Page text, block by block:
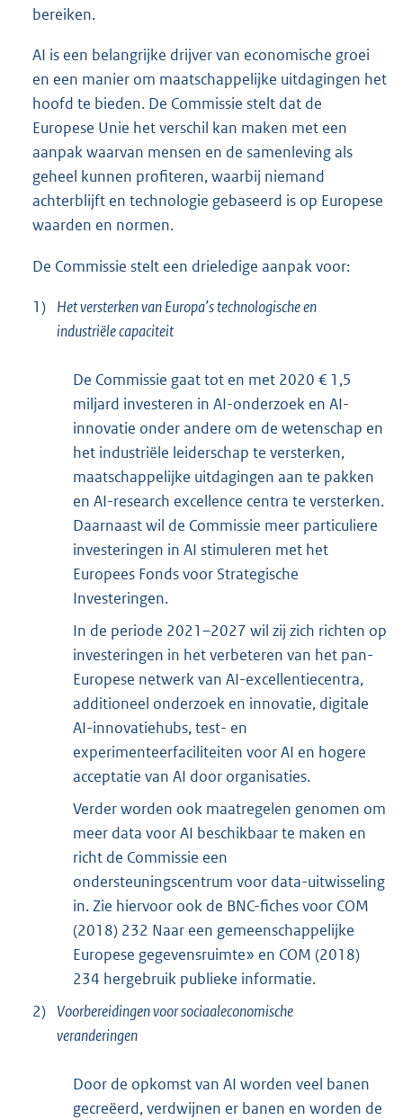
bereiken.
AI is een belangrijke drijver van economische groei
en een manier om maatschappelijke uitdagingen het
hoofd te bieden. De Commissie stelt dat de
Europese Unie het verschil kan maken met een
aanpak waarvan mensen en de samenleving als
geheel kunnen profiteren, waarbij niemand
achterblijft en technologie gebaseerd is op Europese
waarden en normen.
De Commissie stelt een drieledige aanpak voor:
1) Het versterken van Europa’s technologische en
industriële capaciteit
De Commissie gaat tot en met 2020 € 1,5
miljard investeren in AI-onderzoek en AI-
innovatie onder andere om de wetenschap en
het industriële leiderschap te versterken,
maatschappelijke uitdagingen aan te pakken
en AI-research excellence centra te versterken.
Daarnaast wil de Commissie meer particuliere
investeringen in AI stimuleren met het
Europees Fonds voor Strategische
Investeringen.
In de periode 2021–2027 wil zij zich richten op
investeringen in het verbeteren van het pan-
Europese netwerk van AI-excellentiecentra,
additioneel onderzoek en innovatie, digitale
AI-innovatiehubs, test- en
experimenteerfaciliteiten voor AI en hogere
acceptatie van AI door organisaties.
Verder worden ook maatregelen genomen om
meer data voor AI beschikbaar te maken en
richt de Commissie een
ondersteuningscentrum voor data-uitwisseling
in. Zie hiervoor ook de BNC-fiches voor COM
(2018) 232 Naar een gemeenschappelijke
Europese gegevensruimte» en COM (2018)
234 hergebruik publieke informatie.
2) Voorbereidingen voor sociaaleconomische
veranderingen
Door de opkomst van AI worden veel banen
gecreëerd, verdwijnen er banen en worden de